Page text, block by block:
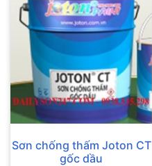
Sơn chống thấm Joton CT
gốc dầu